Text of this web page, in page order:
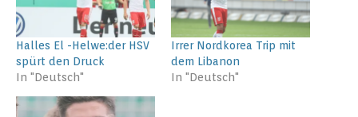
Halles El -Helwe:der HSV
spürt den Druck
In "Deutsch"
Irrer Nordkorea Trip mit
dem Libanon
In "Deutsch"